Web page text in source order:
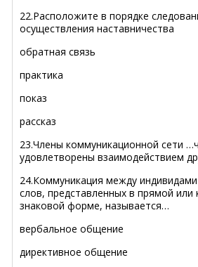
22.Расположите в порядке
осуществления наставничества
обратная связь
практика
показ
рассказ
23.Члены коммуникационной сети
удовлетворены взаимодействием
24.Коммуникация между
слов, представленных в прямой или
знаковой форме, называется…
вербальное общение
директивное общение